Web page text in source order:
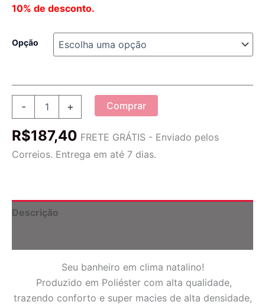
10% de desconto.
Opção
-
Para
|
+ Comprar
R$187,40 FRETE GRÁTIS - Enviado pelos
Correios. Entrega em até 7 dias.
Descrição
Seu banheiro em clima natalino!
Produzido em Poliéster com alta qualidade,
trazendo conforto e super macies de alta densidade,